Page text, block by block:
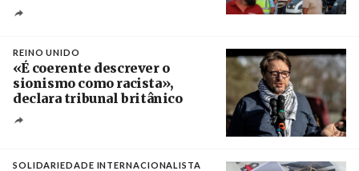
REINO UNIDO
«É coerente descrever o
sionismo como racista»,
declara tribunal britânico
SOLIDARIEDADE INTERNACIONALISTA